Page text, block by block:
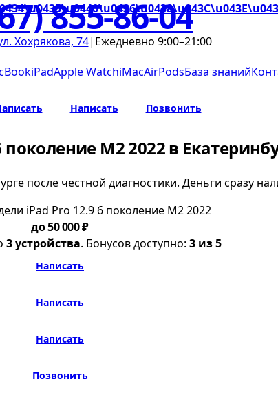
855-86-04
Хохрякова, 74| Ежедневно 9:00–21:00
iPadApple WatchiMacAirPodsБаза знаний
Написать Позвонить
M2 2022 в
после честной диагностики. Деньги сразу
iPad Pro 12.9 6 поколение M2 2022
до 50 000 ₽
3 устройства. Бонусов доступно: 3 из 5
Написать
Написать
Написать
Позвонить